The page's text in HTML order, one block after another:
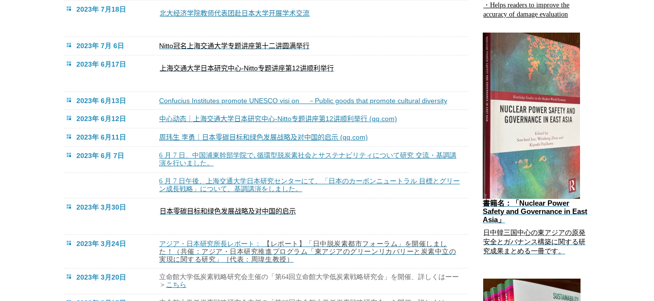
2023年 7月18日 北大经济学院教师代表团赴日本大学开展学术交流
2023年 7月 6日 Nitto冠名上海交通大学专题讲座第十二讲圆满举行
2023年 6月17日
上海交通大学日本研究中心-Nitto专题讲座第12讲顺利举行
2023年 6月13日 Confucius Institutes promote UNESCO visi on － Public goods that promote cultural diversity
2023年 6月12日 中心动态 ｜上海交通大学日本研究中心-Nitto专题讲座第12讲顺利 举行 (qq.com)
2023年 6月11日 周玮生 李勇｜日本零碳目 标和绿色发展战略及对中国的启示 (qq.com)
2023年 6月 7日
6 月 7 日、中国浦東幹部学院で､循環型脱炭素社会とサステナビリティについて研究 交流・基調講
演を行いました。
6 月 7 日午後、上海交通大学日本研究センターにて、「日本のカーボンニュートラル 目標とグリー
ン成長戦略」について、基調講演をしました。
2023年 3月30日
日本零碳目标和绿色发展战略及对中国的启示
2023年 3月24日 アジア・日本研究所長レポート：
【レポート】「日中脱炭素都市フォーラム」を開催しまし
た！（共催：アジア・日本研究推進プログラム「東アジアのグリーンリカバリーと炭素中立の
実現に関する研究」［代表：周瑋生教授）
2023年 3月20日 立命館大学低炭素戦略研究会主催の「第64回立命館大学低炭素戦略研究会」を開催、詳しくはーー
＞ こちら
・Helps readers to improve the
accuracy of damage evaluation
書籍名：「 Nuclear Power
Safety and Governance in East
Asia」
日中韓三国中心の東アジアの原発
安全とガバナンス構築に関する研
究成果まとめる一冊です。